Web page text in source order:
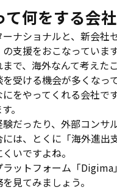
何をする会
ナショナルと、新会社
支援をおこなっています
で、海外なんて考えた
受ける機会が多くなっ
をやってくれる会社で
。
だったり、外部コンサ
は、とくに「海外進出
いですよね。
ットフォーム「Digima
見てみましょう。